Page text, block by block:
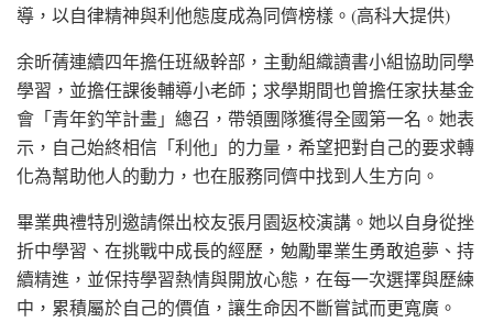
導，以自律精神與利他態度成為同儕榜樣。(高科大提供)
余昕蒨連續四年擔任班級幹部，主動組織讀書小組協助同學
學習，並擔任課後輔導小老師；求學期間也曾擔任家扶基金
會「青年釣竿計畫」總召，帶領團隊獲得全國第一名。她表
示，自己始終相信「利他」的力量，希望把對自己的要求轉
化為幫助他人的動力，也在服務同儕中找到人生方向。
畢業典禮特別邀請傑出校友張月園返校演講。她以自身從挫
折中學習、在挑戰中成長的經歷，勉勵畢業生勇敢追夢、持
續精進，並保持學習熱情與開放心態，在每一次選擇與歷練
中，累積屬於自己的價值，讓生命因不斷嘗試而更寬廣。